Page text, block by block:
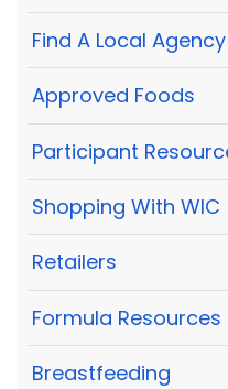
Find A Local Agency
Approved Foods
Participant
Shopping With WIC
Retailers
Formula Resources
Breastfeeding